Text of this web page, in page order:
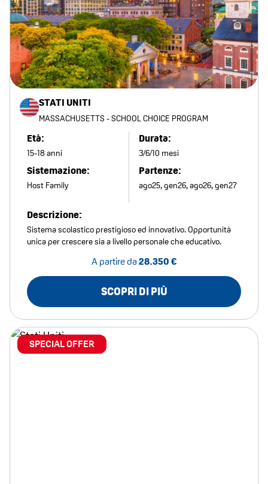
STATI UNITI
MASSACHUSETTS - SCHOOL CHOICE PROGRAM
Età:
15-18 anni
Sistemazione:
Host Family
Durata:
3/6/10 mesi
Partenze:
ago25, gen26, ago26, gen27
Descrizione:
Sistema scolastico prestigioso ed innovativo. Opportunità
unica per crescere sia a livello personale che educativo.
A partire da28.350 €
SCOPRI DI PIÙ
SPECIAL OFFER